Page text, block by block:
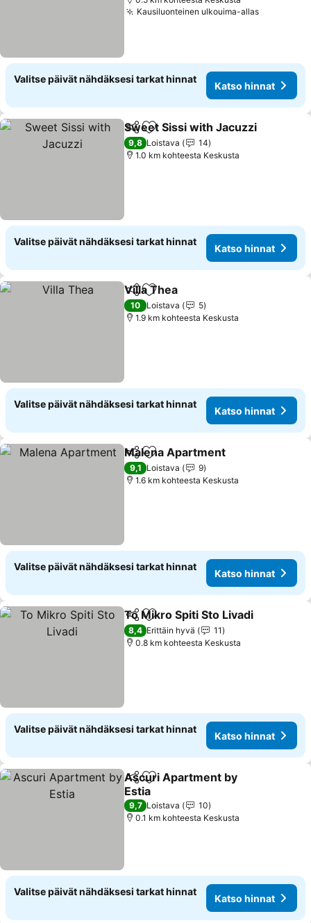
Kausiluonteinen ulkouima-allas
Valitse päivät nähdäksesi tarkat hinnat
Katso hinnat
Jaa Lisää suosikkeihin
Sweet Sissi with Jacuzzi
9,8 Loistava
14
1.0 km kohteesta Keskusta
Valitse päivät nähdäksesi tarkat hinnat
Katso hinnat
Jaa Lisää suosikkeihin
Villa Thea
10 Loistava
5
1.9 km kohteesta Keskusta
Valitse päivät nähdäksesi tarkat hinnat
Katso hinnat
Jaa Lisää suosikkeihin
Malena Apartment
9,1 Loistava
9
1.6 km kohteesta Keskusta
Valitse päivät nähdäksesi tarkat hinnat
Katso hinnat
Jaa Lisää suosikkeihin
To Mikro Spiti Sto Livadi
8,4 Erittäin hyvä
11
0.8 km kohteesta Keskusta
Valitse päivät nähdäksesi tarkat hinnat
Katso hinnat
Jaa Lisää suosikkeihin
Ascuri Apartment by
Estia
9,7 Loistava
10
0.1 km kohteesta Keskusta
Valitse päivät nähdäksesi tarkat hinnat
Katso hinnat